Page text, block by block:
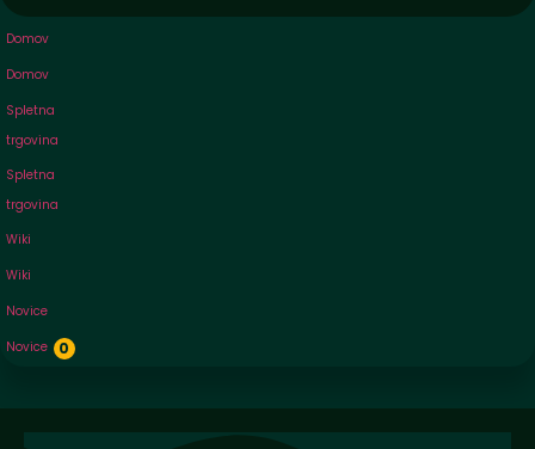
Domov
Domov
Spletna
trgovina
Spletna
trgovina
Wiki
Wiki
Novice
Novice
0